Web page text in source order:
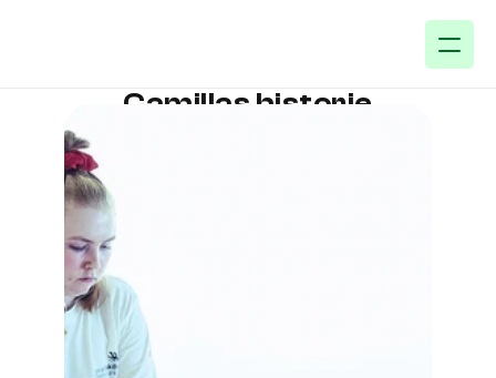
Camillas historie